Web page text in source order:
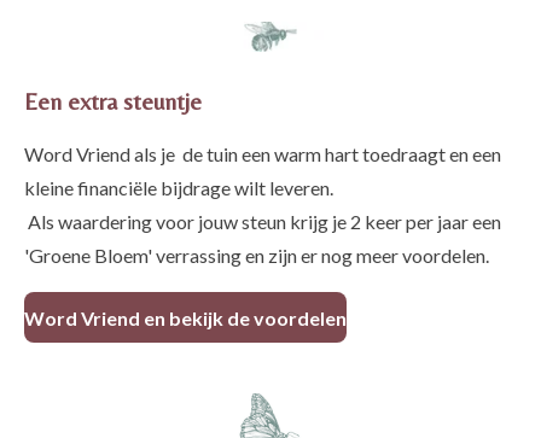
Een extra steuntje
Word Vriend als je de tuin een warm hart toedraagt en een
kleine financiële bijdrage wilt leveren.
Als waardering voor jouw steun krijg je 2 keer per jaar een
'Groene Bloem' verrassing en zijn er nog meer voordelen.
Word Vriend en bekijk de voordelen